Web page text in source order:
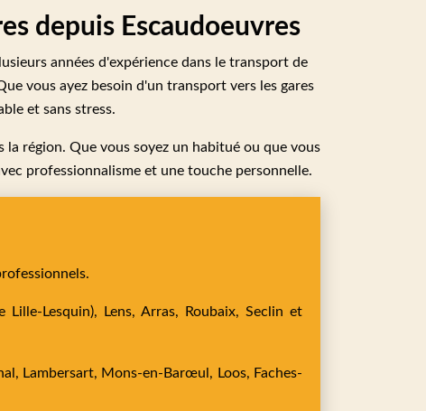
depuis Escaudoeuvres
années d'expérience dans le transport de
vous ayez besoin d'un transport vers les gares
et sans stress.
région. Que vous soyez un habitué ou que vous
professionnalisme et une touche personnelle.
Lille-Lesquin), Lens, Arras, Roubaix, Seclin et
Lambersart, Mons-en-Barœul, Loos, Faches-